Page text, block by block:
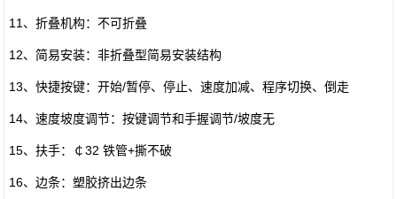
11、折叠机构：不可折叠
12、简易安装：非折叠型简易安装结构
13、快捷按键：开始/暂停、停止、速度加减、程序切换、倒走
14、速度坡度调节：按键调节和手握调节/坡度无
15、扶手：￠32 铁管+撕不破
16、边条：塑胶挤出边条